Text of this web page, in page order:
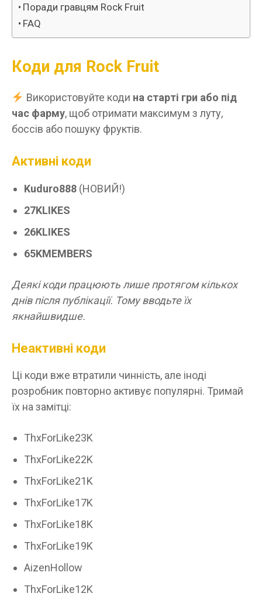
Поради гравцям Rock Fruit
FAQ
Коди для Rock Fruit
Використовуйте коди на старті гри або під
час фарму, щоб отримати максимум з луту,
боссів або пошуку фруктів.
Активні коди
Kuduro888 (НОВИЙ!)
27KLIKES
26KLIKES
65KMEMBERS
Деякі коди працюють лише протягом кількох
днів після публікації. Тому вводьте їх
якнайшвидше.
Неактивні коди
Ці коди вже втратили чинність, але іноді
розробник повторно активує популярні. Тримай
їх на замітці:
ThxForLike23K
ThxForLike22K
ThxForLike21K
ThxForLike17K
ThxForLike18K
ThxForLike19K
AizenHollow
ThxForLike12K